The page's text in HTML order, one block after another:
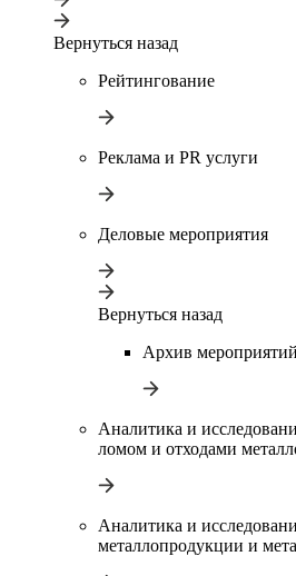
Вернуться назад
Рейтингование
Реклама и PR услуги
Деловые мероприятия
Вернуться назад
Архив мероприятий
Аналитика и
ломом и отходами
Аналитика и
металлопродукции и